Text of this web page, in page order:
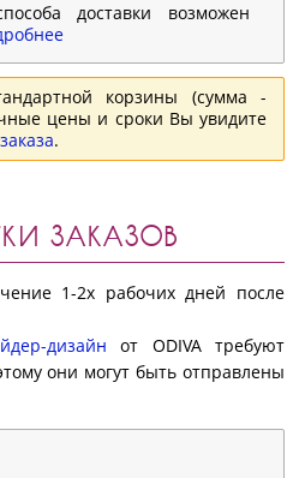
доставки возможен
корзины (сумма -
цены и сроки Вы увидите
.
ЗАКАЗОВ
1-2х рабочих дней после
дизайн от ODIVA требуют
они могут быть отправлены